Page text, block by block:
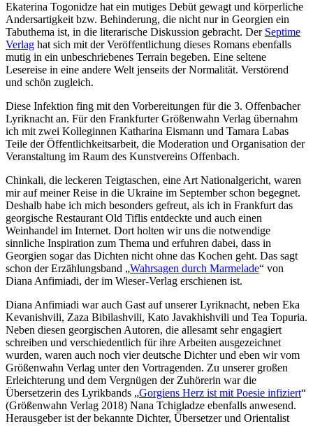
Ekaterina Togonidze hat ein mutiges Debüt gewagt und körperliche
Andersartigkeit bzw. Behinderung, die nicht nur in Georgien ein
Tabuthema ist, in die literarische Diskussion gebracht. Der Septime
Verlag hat sich mit der Veröffentlichung dieses Romans ebenfalls
mutig in ein unbeschriebenes Terrain begeben. Eine seltene
Lesereise in eine andere Welt jenseits der Normalität. Verstörend
und schön zugleich.
Diese Infektion fing mit den Vorbereitungen für die 3. Offenbacher
Lyriknacht an. Für den Frankfurter Größenwahn Verlag übernahm
ich mit zwei Kolleginnen Katharina Eismann und Tamara Labas
Teile der Öffentlichkeitsarbeit, die Moderation und Organisation der
Veranstaltung im Raum des Kunstvereins Offenbach.
Chinkali, die leckeren Teigtaschen, eine Art Nationalgericht, waren
mir auf meiner Reise in die Ukraine im September schon begegnet.
Deshalb habe ich mich besonders gefreut, als ich in Frankfurt das
georgische Restaurant Old Tiflis entdeckte und auch einen
Weinhandel im Internet. Dort holten wir uns die notwendige
sinnliche Inspiration zum Thema und erfuhren dabei, dass in
Georgien sogar das Dichten nicht ohne das Kochen geht. Das sagt
schon der Erzählungsband „Wahrsagen durch Marmelade“ von
Diana Anfimiadi, der im Wieser-Verlag erschienen ist.
Diana Anfimiadi war auch Gast auf unserer Lyriknacht, neben Eka
Kevanishvili, Zaza Bibilashvili, Kato Javakhishvili und Tea Topuria.
Neben diesen georgischen Autoren, die allesamt sehr engagiert
schreiben und verschiedentlich für ihre Arbeiten ausgezeichnet
wurden, waren auch noch vier deutsche Dichter und eben wir vom
Größenwahn Verlag unter den Vortragenden. Zu unserer großen
Erleichterung und dem Vergnügen der Zuhörerin war die
Übersetzerin des Lyrikbands „Gorgiens Herz ist mit Poesie infiziert“
(Größenwahn Verlag 2018) Nana Tchigladze ebenfalls anwesend.
Herausgeber ist der bekannte Dichter, Übersetzer und Orientalist